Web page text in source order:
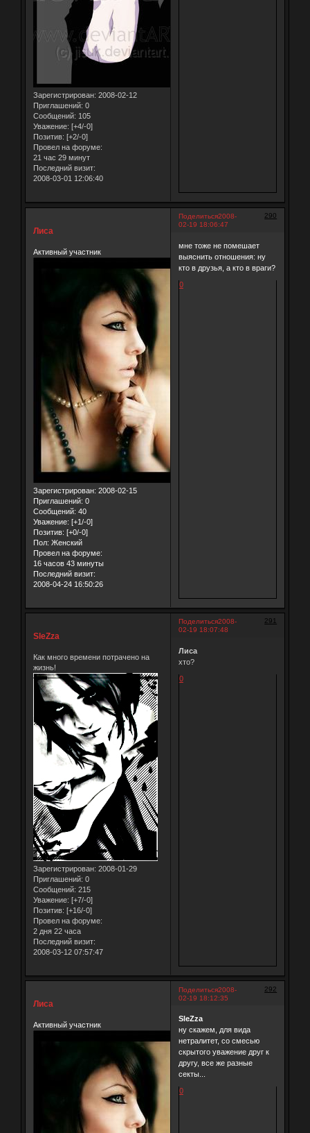
Зарегистрирован: 2008-02-12
Приглашений: 0
Сообщений: 105
Уважение: [+4/-0]
Позитив: [+2/-0]
Провел на форуме:
21 час 29 минут
Последний визит:
2008-03-01 12:06:40
Поделиться 290
2008-
02-19 18:06:47
Лиса
Активный участник
Зарегистрирован: 2008-02-15
Приглашений: 0
Сообщений: 40
Уважение: [+1/-0]
Позитив: [+0/-0]
Пол: Женский
Провел на форуме:
16 часов 43 минуты
Последний визит:
2008-04-24 16:50:26
мне тоже не помешает
выяснить отношения: ну
кто в друзья, а кто в враги?
0
Поделиться 291
2008-
02-19 18:07:48
SleZza
Как много времени потрачено на
жизнь!
Зарегистрирован: 2008-01-29
Приглашений: 0
Сообщений: 215
Уважение: [+7/-0]
Позитив: [+16/-0]
Провел на форуме:
2 дня 22 часа
Последний визит:
2008-03-12 07:57:47
Лиса
хто?
0
Поделиться 292
2008-
02-19 18:12:35
Лиса
Активный участник
SleZza
ну скажем, для вида
нетралитет, со смесью
скрытого уважение друг к
другу, все же разные
секты...
0